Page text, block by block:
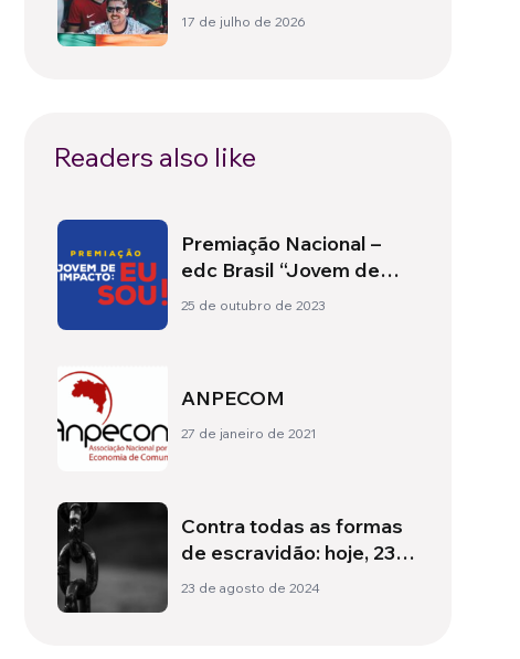
identidade e política
17 de julho de 2026
Readers also like
Premiação Nacional –
edc Brasil “Jovem de
Impacto: eu sou!”
25 de outubro de 2023
ANPECOM
27 de janeiro de 2021
Contra todas as formas
de escravidão: hoje, 23
de agosto, e sempre!
23 de agosto de 2024